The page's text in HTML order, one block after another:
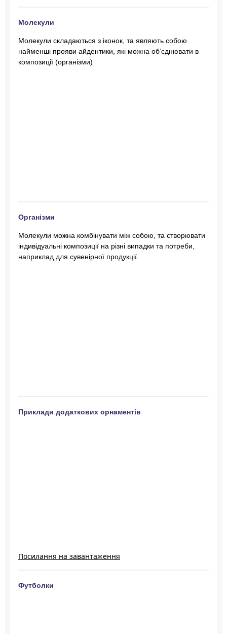
Молекули
Молекули складаються з іконок, та являють собою
найменші прояви айдентики, які можна об’єднювати в
композиції (організми)
Організми
Молекули можна комбінувати між собою, та створювати
індивідуальні композиції на різні випадки та потреби,
наприклад для сувенірної продукції.
Приклади додаткових орнаментів
Посилання на завантаження
Футболки